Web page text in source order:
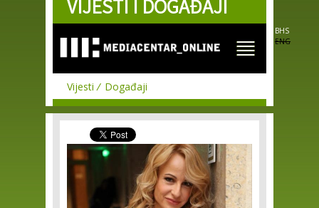
Skip to
main
VIJESTI I DOGAĐAJI
BHS
ENG
Vijesti Događaji